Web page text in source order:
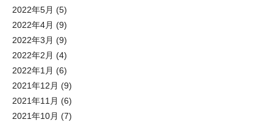
2022年5月 (5)
2022年4月 (9)
2022年3月 (9)
2022年2月 (4)
2022年1月 (6)
2021年12月 (9)
2021年11月 (6)
2021年10月 (7)